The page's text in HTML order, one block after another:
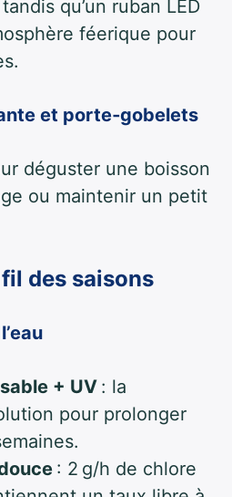
qu’un ruban LED
féerique pour
et porte‑gobelets
déguster une boisson
ou maintenir un petit
des saisons
+ UV : la
pour prolonger
: 2 g/h de chlore